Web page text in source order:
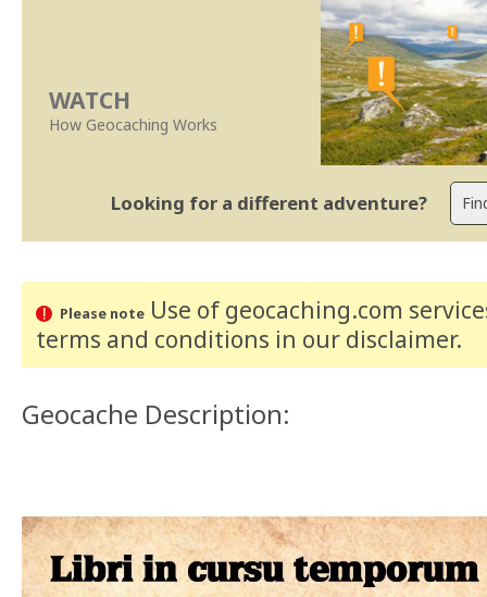
WATCH
How Geocaching Works
Looking for a different adventure?
Please noteUse of geocaching.com
terms and conditions in our disclaimer.
Geocache Description: